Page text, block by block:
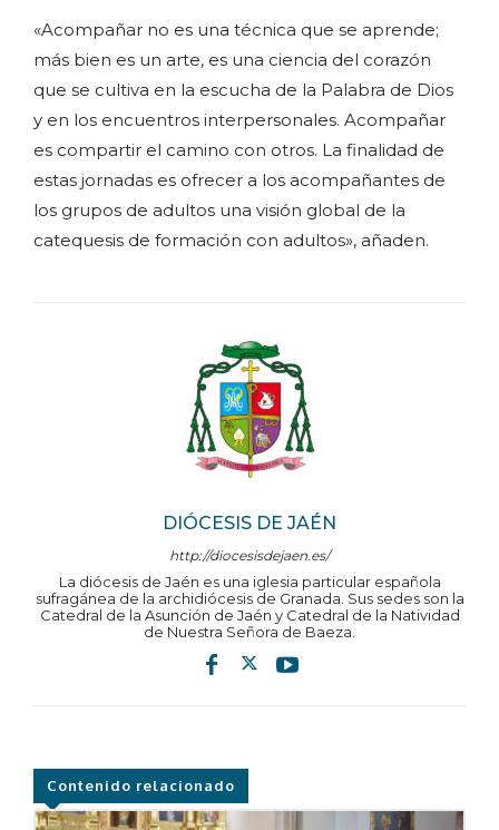
DIÓCESIS DE JAÉN
http://diocesisdejaen.es/
La diócesis de Jaén es una iglesia particular española
sufragánea de la archidiócesis de Granada. Sus sedes son la
Catedral de la Asunción de Jaén y Catedral de la Natividad
de Nuestra Señora de Baeza.
«Acompañar no es una técnica que se aprende;
más bien es un arte, es una ciencia del corazón
que se cultiva en la escucha de la Palabra de Dios
y en los encuentros interpersonales. Acompañar
es compartir el camino con otros. La finalidad de
estas jornadas es ofrecer a los acompañantes de
los grupos de adultos una visión global de la
catequesis de formación con adultos», añaden.
Contenido relacionado